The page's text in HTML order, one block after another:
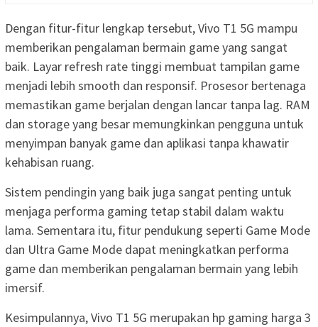
Dengan fitur-fitur lengkap tersebut, Vivo T1 5G mampu
memberikan pengalaman bermain game yang sangat
baik. Layar refresh rate tinggi membuat tampilan game
menjadi lebih smooth dan responsif. Prosesor bertenaga
memastikan game berjalan dengan lancar tanpa lag. RAM
dan storage yang besar memungkinkan pengguna untuk
menyimpan banyak game dan aplikasi tanpa khawatir
kehabisan ruang.
Sistem pendingin yang baik juga sangat penting untuk
menjaga performa gaming tetap stabil dalam waktu
lama. Sementara itu, fitur pendukung seperti Game Mode
dan Ultra Game Mode dapat meningkatkan performa
game dan memberikan pengalaman bermain yang lebih
imersif.
Kesimpulannya, Vivo T1 5G merupakan hp gaming harga 3